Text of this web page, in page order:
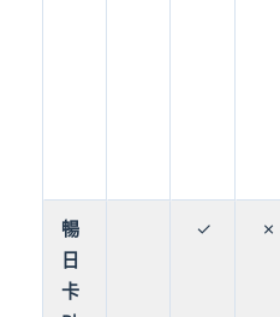
暢
日
卡
✓ ✗